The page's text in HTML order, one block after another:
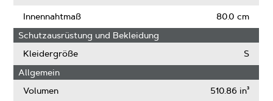
Innennahtmaß
80.0 cm
Schutzausrüstung und Bekleidung
Kleidergröße
S
Allgemein
Volumen
510.86 in³